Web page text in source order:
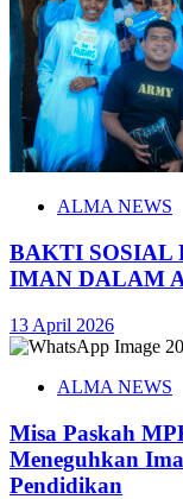
ALMA NEWS
BAKTI SOSIAL
IMAN DALAM
13 April 2026
ALMA NEWS
Misa Paskah
Meneguhkan
Pendidikan